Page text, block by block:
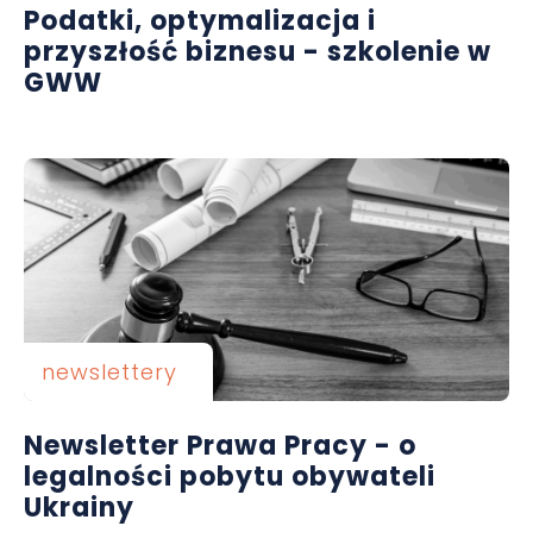
Podatki, optymalizacja i
przyszłość biznesu - szkolenie w
GWW
newslettery
Newsletter Prawa Pracy - o
legalności pobytu obywateli
Ukrainy